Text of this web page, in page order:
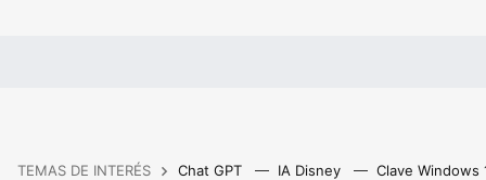
TEMAS DE INTERÉS Chat GPT IA Disney Clave Windows